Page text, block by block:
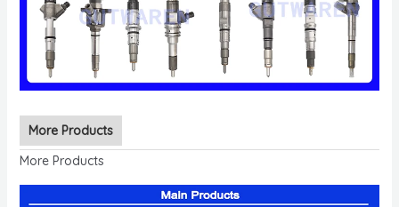
More Products
More Products